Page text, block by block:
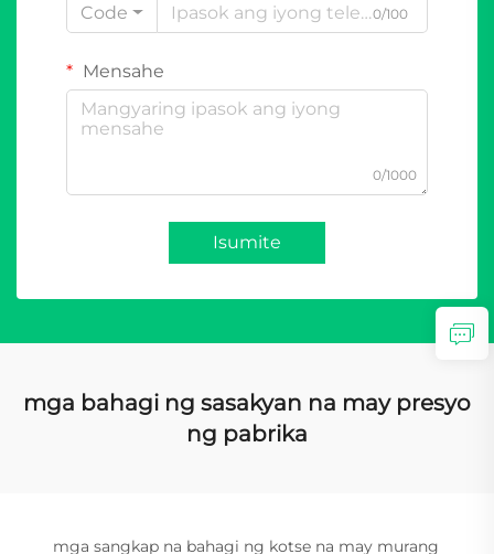
Code
0/100
Mensahe
0/1000
Isumite
mga bahagi ng sasakyan na may presyo
ng pabrika
mga sangkap na bahagi ng kotse na may murang